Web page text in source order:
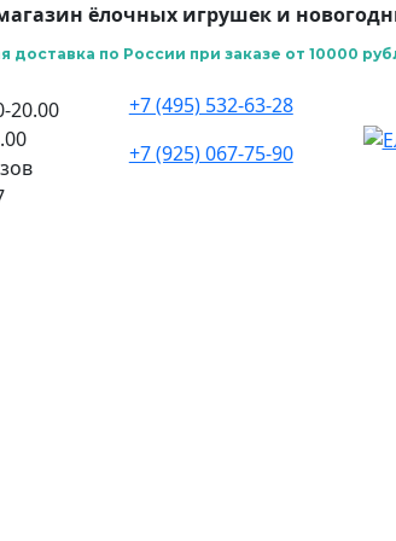
ёлочных игрушек и
доставка по России при заказе от 10000
20.00
+7 (495) 532-63-28
+7 (925) 067-75-90